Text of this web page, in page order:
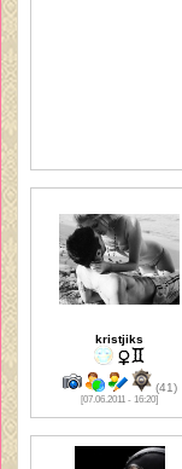
kristjiks
(41)
[07.06.2011 - 16:20]